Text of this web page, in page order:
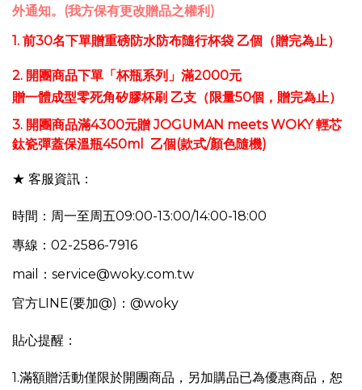
外通知。(我方保有更改贈品之權利)
1. 前30名下單贈重磅防水防布隨行杯袋 乙個（贈完為止）
2. 開團商品下單「杯瓶系列」 滿2000元
贈一體成型零死角矽膠杯刷 乙支 （限量50個，贈完為止）
3. 開團商品滿4300元贈JOGUMAN meets WOKY 輕芯
鈦瓷彈蓋保溫瓶450ml 乙個(款式/顏色隨機)​
★ 客服資訊：
時間：周一至周五09:00-13:00/14:00-18:00
專線：02-2586-7916
mail：service@woky.com.tw
官方LINE(要加@)：@woky
貼心提醒：
1.滿額贈活動僅限於開團商品，另加購品已為優惠商品，恕